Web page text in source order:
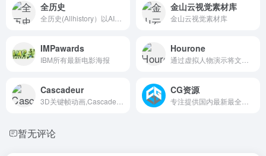
全历史 金山云视觉素材库
金山云视觉素材库
IMPawards
IBM所有最新电影海报
Hourone
Cascadeur CG资源
暂无评论